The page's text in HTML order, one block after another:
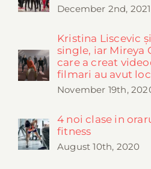
December 2nd, 2021
Kristina Liscevic
single, iar Mireya
care a creat
filmari au avut
November 19th,
4 noi clase in
fitness
August 10th, 2020